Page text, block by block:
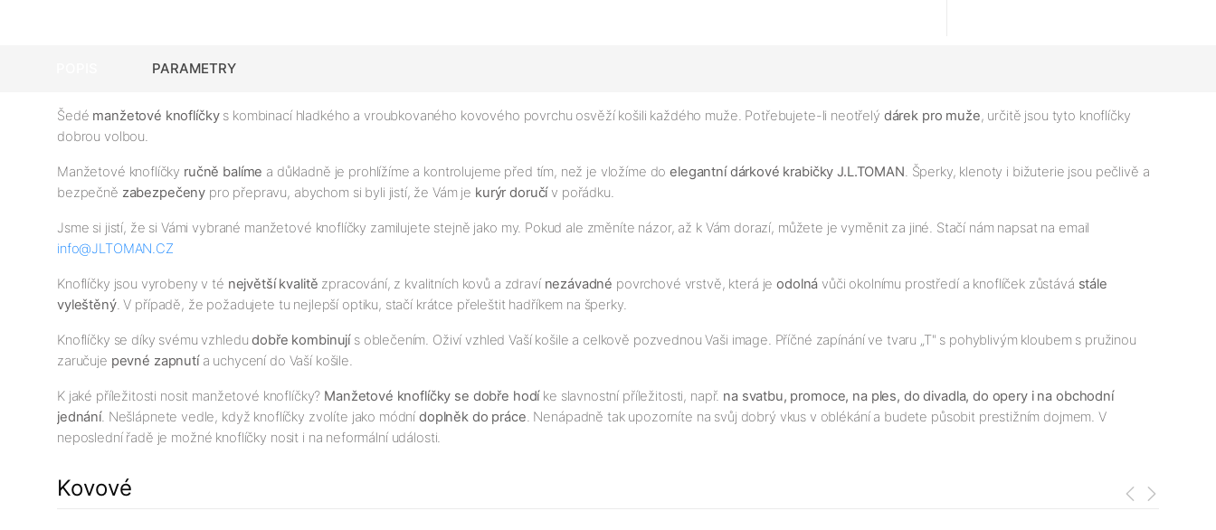
PARAMETRY
Šedé manžetové knoflíčkys kombinací hladkého a vroubkovaného kovového povrchu osvěží košili každého muže. Potřebujete-li neotřelý dárek pro muže, určitě jsou tyto knoflíčky
dobrou volbou.
Manžetové knoflíčky ručně balíme a důkladně je prohlížíme a kontrolujeme před tím, než je vložíme doelegantní dárkové krabičky J.L.TOMAN. Šperky, klenoty i bižuterie jsou pečlivě a
bezpečně zabezpečeny pro přepravu, abychom si byli jistí, že Vám je kurýr doručív pořádku.
Jsme si jistí, že si Vámi vybrané manžetové knoflíčky zamilujete stejně jako my. Pokud ale změníte názor, až k Vám dorazí, můžete je vyměnit za jiné. Stačí nám napsat na email
info@JLTOMAN.CZ
Knoflíčky jsou vyrobeny v té největší kvalitě zpracování, z kvalitních kovů a zdraví nezávadné povrchové vrstvě, která jeodolná vůči okolnímu prostředí a knoflíček zůstává stále
vyleštěný. V případě, že požadujete tu nejlepší optiku, stačí krátce přeleštit hadříkem na šperky.
Knoflíčky se díky svému vzhledudobře kombinujís oblečením. Oživí vzhled Vaší košile a celkově pozvednou Vaši image. Příčné zapínání ve tvaru „T" s pohyblivým kloubem s pružinou
zaručuje pevné zapnutía uchycení do Vaší košile.
K jaké příležitosti nosit manžetové knoflíčky? Manžetové knoflíčky se dobře hodíke slavnostní příležitosti, např. na svatbu, promoce, na ples, do divadla, do opery i na obchodní
jednání. Nešlápnete vedle, když knoflíčky zvolíte jako módnídoplněk do práce. Nenápadně tak upozorníte na svůj dobrý vkus v oblékání a budete působit prestižním dojmem. V
neposlední řadě je možné knoflíčky nosit i na neformální události.
Kovové